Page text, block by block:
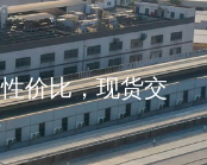
价比，现货交